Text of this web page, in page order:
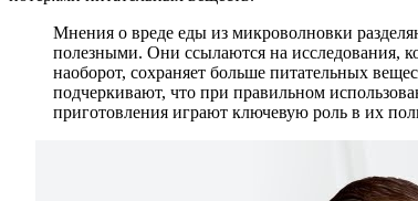
Мнения о вреде еды из микроволновки
полезными. Они ссылаются на исследования,
наоборот, сохраняет больше питательных
подчеркивают, что при правильном
приготовления играют ключевую роль в их